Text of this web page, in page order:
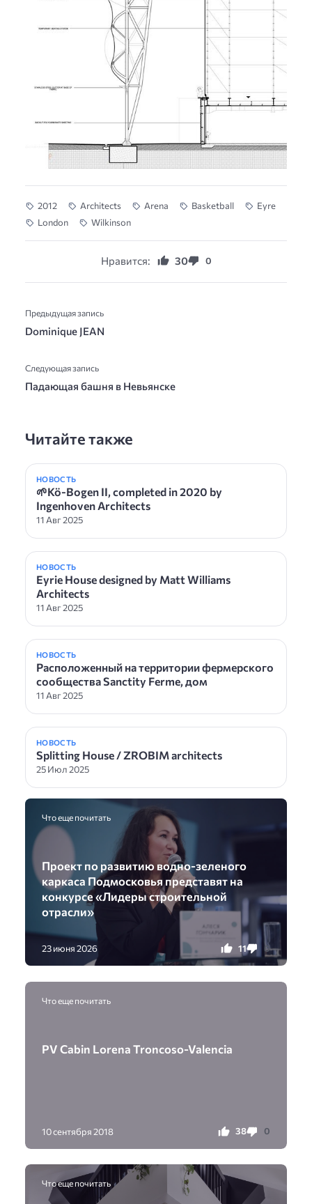
2012 Architects Arena Basketball
Eyre
London
Wilkinson
Нравится: 30 0
Предыдущая запись
Dominique JEAN
Следующая запись
Падающая башня в Невьянске
Читайте также
НОВОСТЬ
🌱Kö-Bogen II, completed in 2020 by
Ingenhoven Architects
11 Авг 2025
НОВОСТЬ
Eyrie House designed by Matt Williams
Architects
11 Авг 2025
НОВОСТЬ
Расположенный на территории фермерского
сообщества Sanctity Ferme, дом
11 Авг 2025
НОВОСТЬ
Splitting House / ZROBIM architects
25 Июл 2025
Что еще почитать
Проект по развитию водно-зеленого
каркаса Подмосковья представят на
конкурсе «Лидеры строительной
отрасли»
23 июня 2026 11 0
Что еще почитать
PV Cabin Lorena Troncoso-Valencia
10 сентября 2018 38 0
Что еще почитать